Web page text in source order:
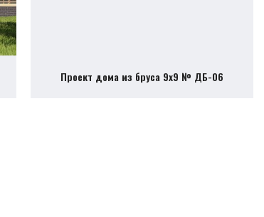
Проект дома из бруса 9х9 № ДБ-06